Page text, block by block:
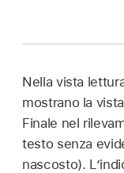
Nella vista
mostrano la
Finale nel
testo senza
nascosto).